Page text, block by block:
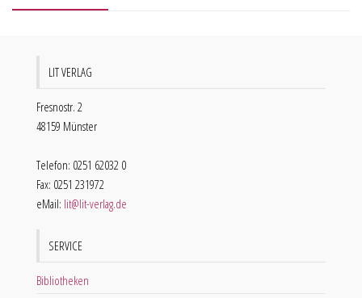
LIT VERLAG
Fresnostr. 2
48159 Münster
Telefon: 0251 62032 0
Fax: 0251 231972
eMail: lit@lit-verlag.de
SERVICE
Bibliotheken